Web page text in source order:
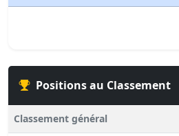
Positions au Classement
Classement général